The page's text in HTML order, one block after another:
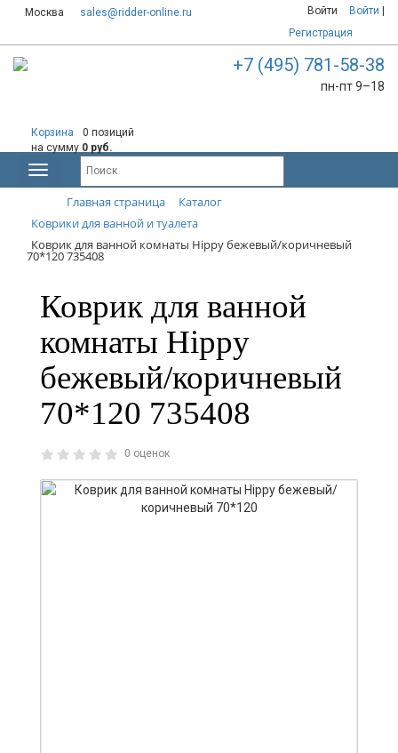
Москва sales@ridder-online.ru Войти Войти
Регистрация
+7 (495) 781-58-38
пн-пт 9–18
Корзина
0 позиций
на сумму 0 руб.
Главная страница
Каталог
Коврики для ванной и туалета
Коврик для ванной комнаты Hippy бежевый/коричневый
70*120 735408
Коврик для ванной
комнаты Hippy
бежевый/коричневый
70*120 735408
0 оценок